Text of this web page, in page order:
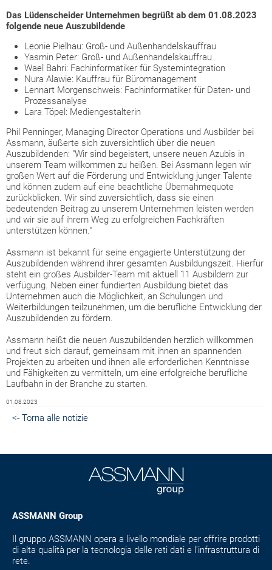
Das Lüdenscheider Unternehmen begrüßt ab dem 01.08.2023
folgende neue Auszubildende
Leonie Pielhau: Groß- und Außenhandelskauffrau
Yasmin Peter: Groß- und Außenhandelskauffrau
Wael Bahri: Fachinformatiker für Systemintegration
Nura Alawie: Kauffrau für Büromanagement
Lennart Morgenschweis: Fachinformatiker für Daten- und
Prozessanalyse
Lara Töpel: Mediengestalterin
Phil Penninger, Managing Director Operations und Ausbilder bei
Assmann, äußerte sich zuversichtlich über die neuen
Auszubildenden: "Wir sind begeistert, unsere neuen Azubis in
unserem Team willkommen zu heißen. Bei Assmann legen wir
großen Wert auf die Förderung und Entwicklung junger Talente
und können zudem auf eine beachtliche Übernahmequote
zurückblicken. Wir sind zuversichtlich, dass sie einen
bedeutenden Beitrag zu unserem Unternehmen leisten werden
und wir sie auf ihrem Weg zu erfolgreichen Fachkräften
unterstützen können."
Assmann ist bekannt für seine engagierte Unterstützung der
Auszubildenden während ihrer gesamten Ausbildungszeit. Hierfür
steht ein großes Ausbilder-Team mit aktuell 11 Ausbildern zur
verfügung. Neben einer fundierten Ausbildung bietet das
Unternehmen auch die Möglichkeit, an Schulungen und
Weiterbildungen teilzunehmen, um die berufliche Entwicklung der
Auszubildenden zu fördern.
Assmann heißt die neuen Auszubildenden herzlich willkommen
und freut sich darauf, gemeinsam mit ihnen an spannenden
Projekten zu arbeiten und ihnen alle erforderlichen Kenntnisse
und Fähigkeiten zu vermitteln, um eine erfolgreiche berufliche
Laufbahn in der Branche zu starten.
01.08.2023
<- Torna alle notizie
ASSMANN Group
Il gruppo ASSMANN opera a livello mondiale per offrire prodotti
di alta qualità per la tecnologia delle reti dati e l'infrastruttura di
rete.